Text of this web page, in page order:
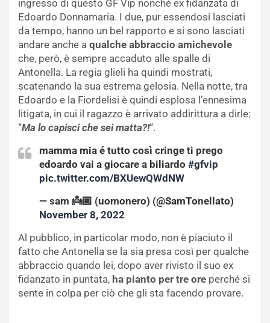
ingresso di questo GF Vip nonché ex fidanzata di
Edoardo Donnamaria. I due, pur essendosi lasciati
da tempo, hanno un bel rapporto e si sono lasciati
andare anche a qualche abbraccio amichevole
che, però, è sempre accaduto alle spalle di
Antonella. La regia glieli ha quindi mostrati,
scatenando la sua estrema gelosia. Nella notte, tra
Edoardo e la Fiordelisi è quindi esplosa l’ennesima
litigata, in cui il ragazzo è arrivato addirittura a dirle:
“Ma lo capisci che sei matta?!“.
mamma mia é tutto così cringe ti prego
edoardo vai a giocare a biliardo #gfvip
pic.twitter.com/BXUewQWdNW
— sam 👼🏽 (uomonero) (@SamTonellato)
November 8, 2022
Al pubblico, in particolar modo, non è piaciuto il
fatto che Antonella se la sia presa così per qualche
abbraccio quando lei, dopo aver rivisto il suo ex
fidanzato in puntata, ha pianto per tre ore perché si
sente in colpa per ciò che gli sta facendo provare.